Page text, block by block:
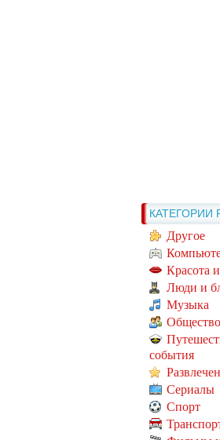
КАТЕГОРИИ
Другое
Красота
Люди и
Музыка
Общество
события
Сериалы
Спорт